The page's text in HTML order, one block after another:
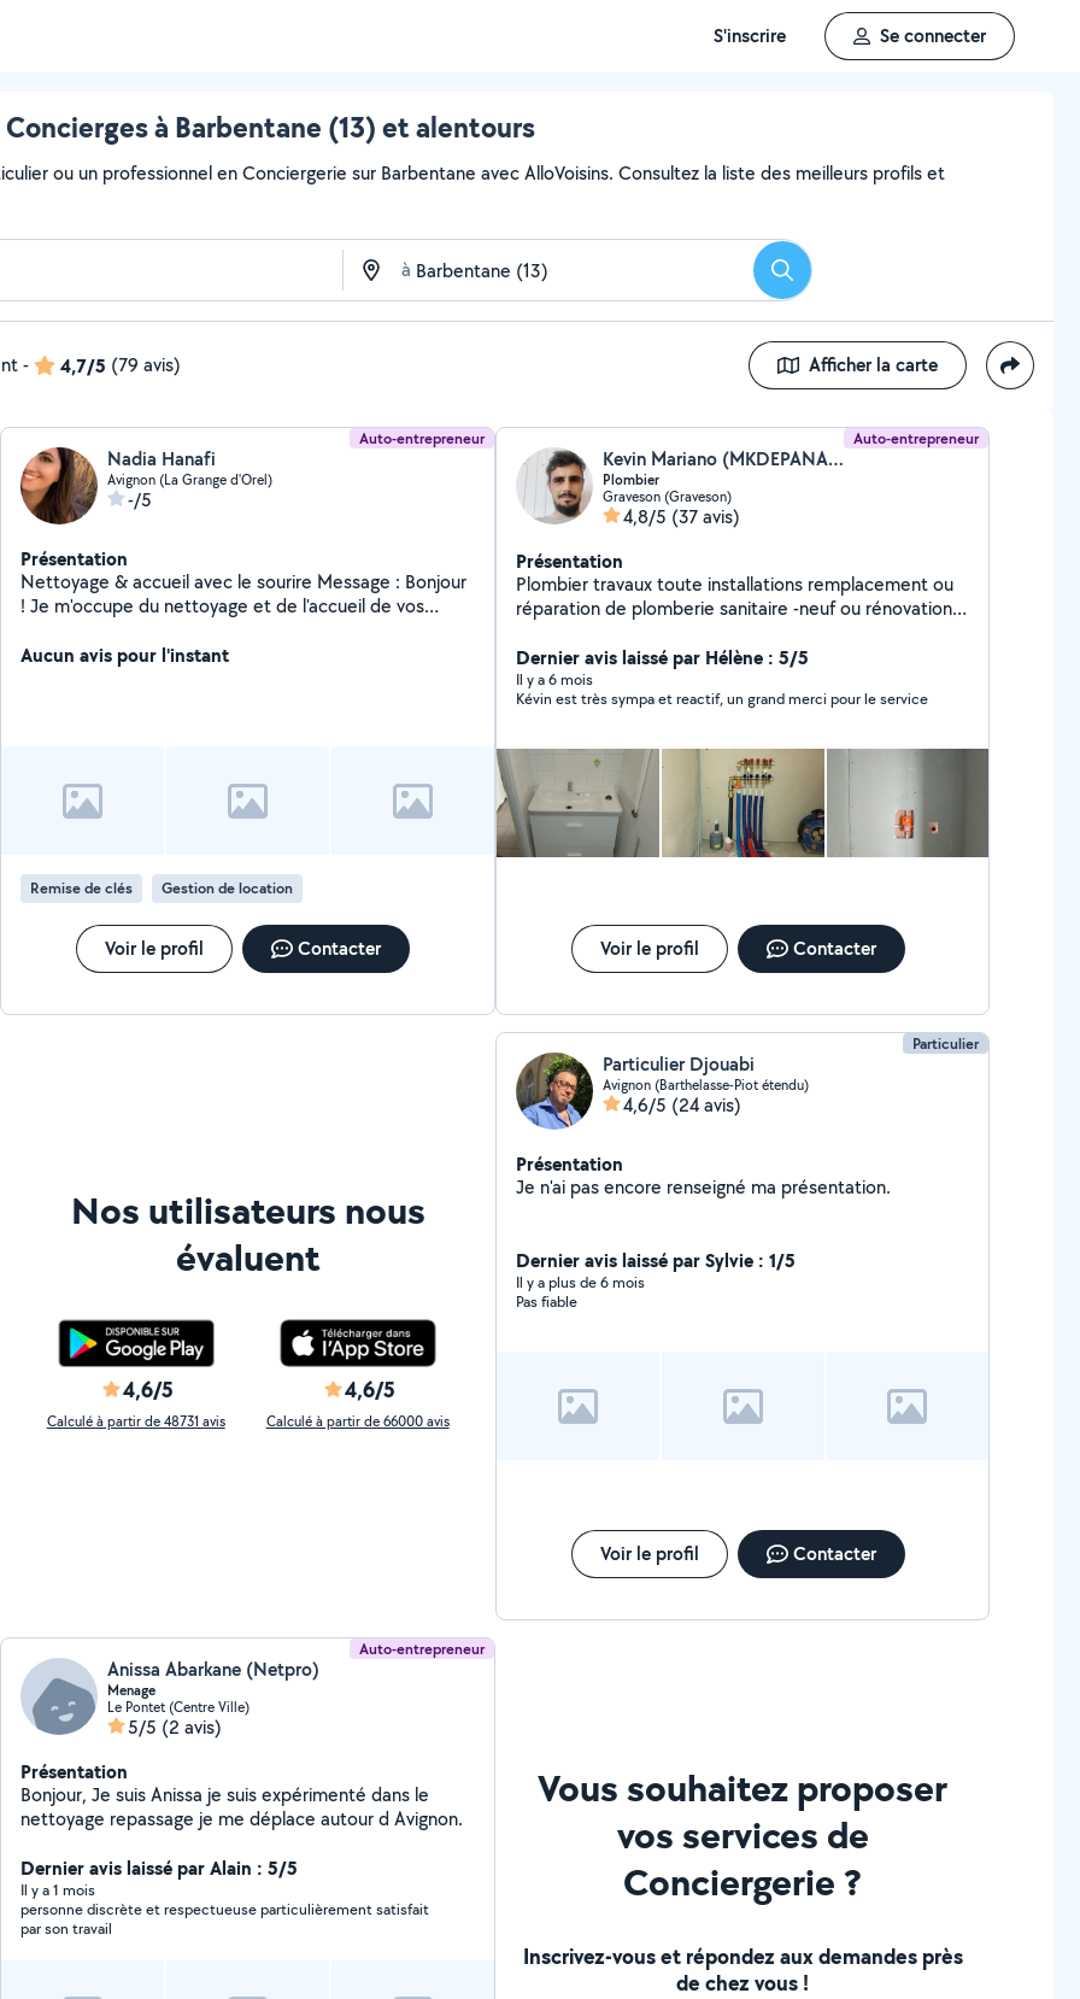
S'inscrire Se connecter
Concierges à Barbentane (13) et alentours
ou un professionnel en Conciergerie sur Barbentane avec AlloVoisins. Consultez la liste des meilleurs profils et
à Rechercher
- 4,7/5 (79 avis) Afficher la carte
Auto-entrepreneur
Nadia Hanafi
Avignon (La Grange d'Orel)
-/5
Présentation
Nettoyage & accueil avec le sourire Message : Bonjour
! Je m'occupe du nettoyage et de l'accueil de vos
Ponctuel, fiable et discret, je fais en sorte que vos
Aucun avis pour l'instant
Remise de clés Gestion de location
Voir le profil Contacter
Auto-entrepreneur
Kevin Mariano (MKDEPANAGE)
Plombier
Graveson (Graveson)
4,8/5 (37 avis)
Présentation
Plombier travaux toute installations remplacement ou
réparation de plomberie sanitaire -neuf ou rénovation -
robinetterie, WC, etc.. Autre prestation possible très
bricoleur N'hésitez pas à me contacter pour plus
d'informations.
Dernier avis laissé par Hélène : 5/5
Il y a 6 mois
Kévin est très sympa et reactif, un grand merci pour le service
Voir le profil Contacter
Nos utilisateurs nous
évaluent
4,6/5
Calculé à partir de 48731 avis
4,6/5
Calculé à partir de 66000 avis
Particulier
Particulier Djouabi
Avignon (Barthelasse-Piot étendu)
4,6/5 (24 avis)
Présentation
Je n'ai pas encore renseigné ma présentation.
Dernier avis laissé par Sylvie : 1/5
Il y a plus de 6 mois
Pas fiable
Voir le profil Contacter
Auto-entrepreneur
Anissa Abarkane (Netpro)
Menage
Le Pontet (Centre Ville)
5/5 (2 avis)
Présentation
Bonjour, Je suis Anissa je suis expérimenté dans le
nettoyage repassage je me déplace autour d Avignon.
Dernier avis laissé par Alain : 5/5
Il y a 1 mois
personne discrète et respectueuse particulièrement satisfait
par son travail
Vous souhaitez proposer
vos services de
Conciergerie ?
Inscrivez-vous et répondez aux demandes près
de chez vous !